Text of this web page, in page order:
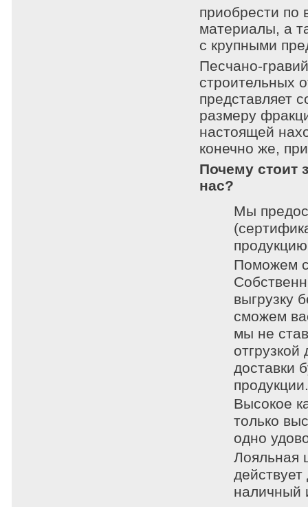
приобрести по
материалы, а
с крупными
Песчано-
строительных
представляет
размеру
настоящей
конечно же,
Почему стоит
нас?
Мы
Поможем
выгрузку
сможем
мы не
доставки
продукции.
Высокое
только
одно
Лояльная
наличный